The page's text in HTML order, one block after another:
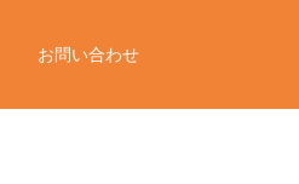
お問い合わせ